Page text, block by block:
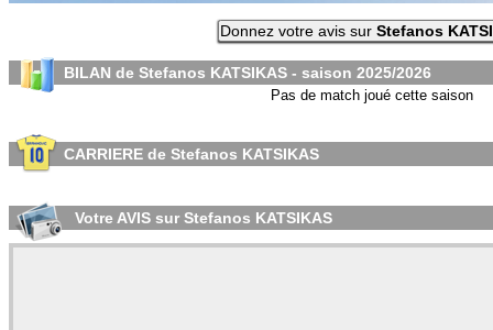
Donnez votre avis sur Stefanos
BILAN de Stefanos KATSIKAS - saison 2025/2026
Pas de match joué cette saison
CARRIERE de Stefanos KATSIKAS
Votre AVIS sur Stefanos KATSIKAS